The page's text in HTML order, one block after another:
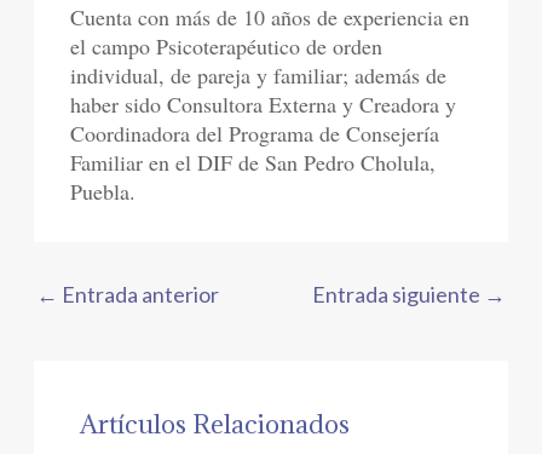
Cuenta con más de 10 años de experiencia en
el campo Psicoterapéutico de orden
individual, de pareja y familiar; además de
haber sido Consultora Externa y Creadora y
Coordinadora del Programa de Consejería
Familiar en el DIF de San Pedro Cholula,
Puebla.
← Entrada anterior Entrada siguiente →
Artículos Relacionados